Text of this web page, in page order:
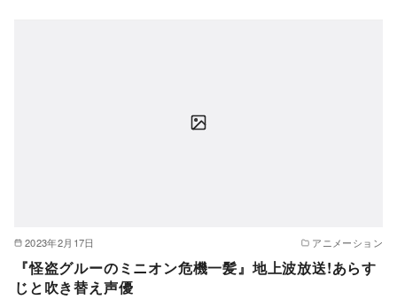
2023年2月17日 アニメーション
『怪盗グルーのミニオン危機一髪』地上波放送!あらす
じと吹き替え声優